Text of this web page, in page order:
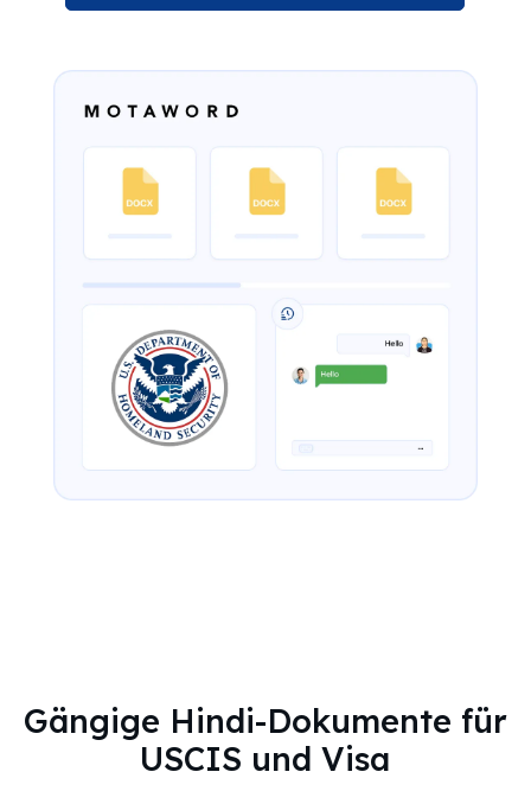
Gängige Hindi-Dokumente für
USCIS und Visa